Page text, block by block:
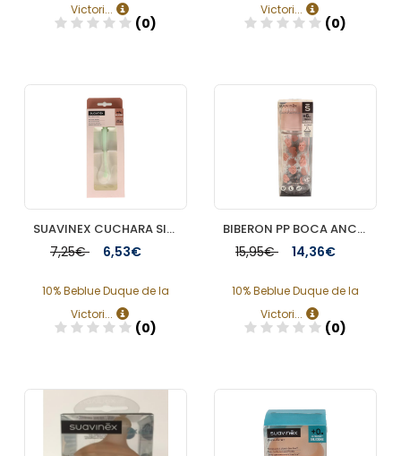
Victori...
(0)
Añadir
Victori...
(0)
SUAVINEX CUCHARA SILICONA +4M
7,25€ 6,53€
10% Beblue Duque de la
Victori...
(0)
Añadir
BIBERON PP BOCA ANCHA T SILICONA SUAVINEX PREMIUM 3 POSICIONES 360 ML
15,95€ 14,36€
10% Beblue Duque de la
Victori...
(0)